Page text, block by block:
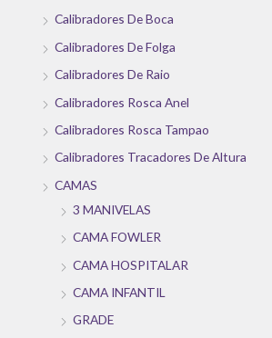
Calibradores De Boca
Calibradores De Folga
Calibradores De Raio
Calibradores Rosca Anel
Calibradores Rosca Tampao
Calibradores Tracadores De Altura
CAMAS
3 MANIVELAS
CAMA FOWLER
CAMA HOSPITALAR
CAMA INFANTIL
GRADE